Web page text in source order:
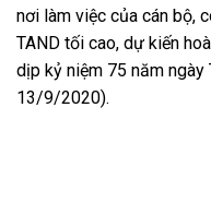
nơi làm việc của cán bộ,
TAND tối cao, dự kiến
dịp kỷ niệm 75 năm
13/9/2020).